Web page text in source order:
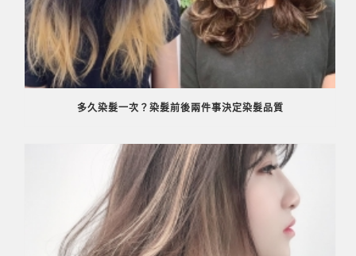
多久染髮一次？染髮前後兩件事決定染髮品質